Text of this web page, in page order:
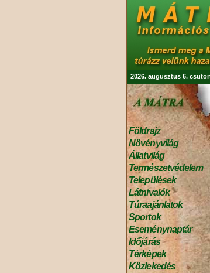
2026. augusztus 6.
Földrajz
Növényvilág
Állatvilág
Természetvédelem
Települések
Látnivalók
Túraajánlatok
Sportok
Eseménynaptár
Időjárás
Térképek
Közlekedés